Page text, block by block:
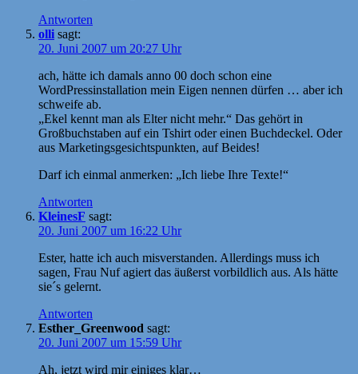
Antworten
olli sagt:
20. Juni 2007 um 20:27 Uhr
ach, hätte ich damals anno 00 doch schon eine
WordPressinstallation mein Eigen nennen dürfen … aber ich
schweife ab.
„Ekel kennt man als Elter nicht mehr.“ Das gehört in
Großbuchstaben auf ein Tshirt oder einen Buchdeckel. Oder
aus Marketingsgesichtspunkten, auf Beides!
Darf ich einmal anmerken: „Ich liebe Ihre Texte!“
Antworten
KleinesF sagt:
20. Juni 2007 um 16:22 Uhr
Ester, hatte ich auch misverstanden. Allerdings muss ich
sagen, Frau Nuf agiert das äußerst vorbildlich aus. Als hätte
sie´s gelernt.
Antworten
Esther_Greenwood sagt:
20. Juni 2007 um 15:59 Uhr
Ah, jetzt wird mir einiges klar…